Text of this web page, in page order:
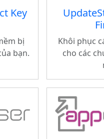
Key
bị
bạn.
Khôi phục
cho các